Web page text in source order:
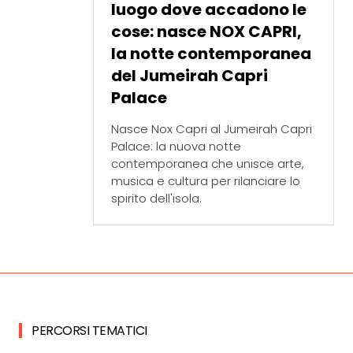
luogo dove accadono le
cose: nasce NOX CAPRI,
la notte contemporanea
del Jumeirah Capri
Palace
Nasce Nox Capri al Jumeirah Capri
Palace: la nuova notte
contemporanea che unisce arte,
musica e cultura per rilanciare lo
spirito dell'isola.
PERCORSI TEMATICI